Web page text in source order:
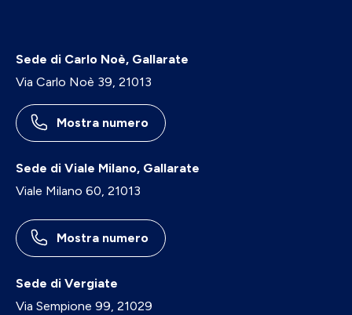
Sede di Carlo Noè, Gallarate
Via Carlo Noè 39, 21013
Mostra numero
Sede di Viale Milano, Gallarate
Viale Milano 60, 21013
Mostra numero
Sede di Vergiate
Via Sempione 99, 21029